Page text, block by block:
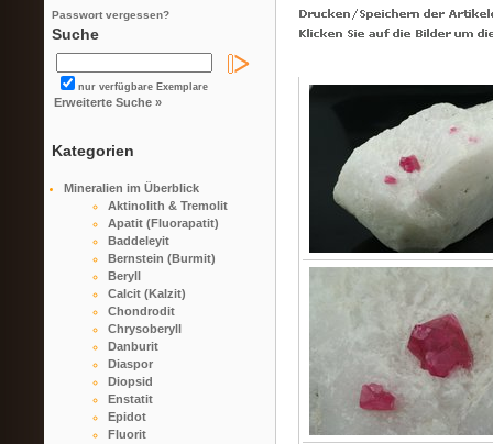
Passwort vergessen?
Suche
nur verfügbare Exemplare
Erweiterte Suche »
Kategorien
Mineralien im Überblick
Aktinolith & Tremolit
Apatit (Fluorapatit)
Baddeleyit
Bernstein (Burmit)
Beryll
Calcit (Kalzit)
Chondrodit
Chrysoberyll
Danburit
Diaspor
Diopsid
Enstatit
Epidot
Fluorit